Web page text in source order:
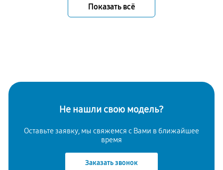
Показать всё
Не нашли свою модель?
Оставьте заявку, мы свяжемся с Вами в ближайшее
время
Заказать звонок